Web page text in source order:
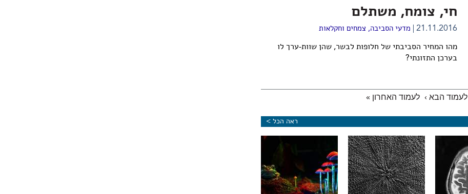
חי, צומח, משתלם
21.11.2016 מדעי הסביבה,צמחים וחקלאות
מהו המחיר הסביבתי של חלופות לבשר, שהן שוות-ערך לו
בערכן התזונתי?
לעמוד הבא › לעמוד האחרון »
ראה הכל >